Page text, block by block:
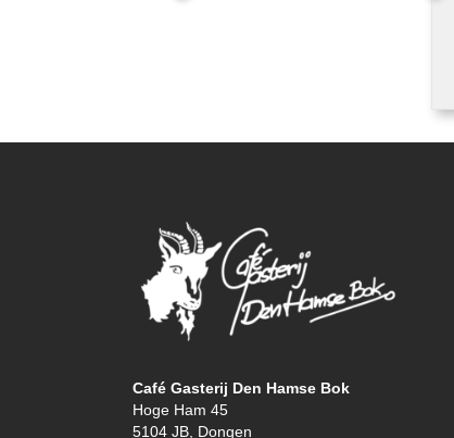
Café Gasterij Den Hamse Bok
Hoge Ham 45
5104 JB, Dongen